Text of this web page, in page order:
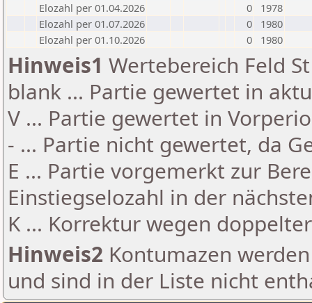
Elozahl per 01.04.2026
0
1978
Elozahl per 01.07.2026
0
1980
Elozahl per 01.10.2026
0 1980
Hinweis1 Wertebereich Feld
blank ... Partie gewertet in
V ... Partie gewertet in
- ... Partie nicht gewertet, da
E ... Partie vorgemerkt zur
Einstiegselozahl in der
K ... Korrektur wegen
Hinweis2 Kontumazen
und sind in der Liste nicht